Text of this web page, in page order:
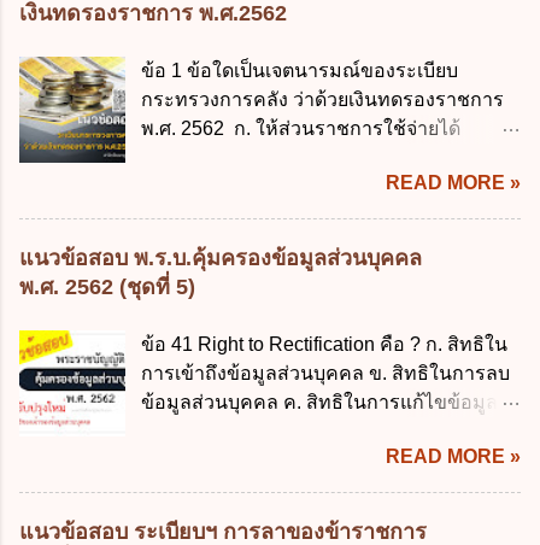
3. ผู้ปกครองดังกล่าว มีหน้าที่ ส่งเด็กเข้าเรียน
ต้น (ภาคเรียนที่ 1) 4. กรณีผู้ปกครองยังไม่ได้
ส่งเด็กเข้าเรียนภายใน 7 วัน นับแต่วันแรกของ
การเปิดเรียนภาคต้น ถ้าสถานศึกษายังมิไ...
รัฐทุกแห่ง ข. กิจการด้านการศึกษา ค. กิจการ
ด้านความบันเทิงและนันทนาการ ง. ถูกทุกข้อ
ข้อ 3 โดยหลัก ทั่วไป พระราชบัญญัติคุ้มครอง
ใด ก. 26 พฤษภาคม 2562 ข. 27 พฤษภาคม
ซึ่งมีอำนาจหน้าที่ตัดสินใจเกี่ยวกับการเก็บ
รวบรวม ใช้ หรือเปิดเผยข้อมูลส่วนบุคคล" คือ
บุคคล ข. ผู้ประมวลผลข้อมูลส่วนบุคคล ค.
พนักงานเจ้าหน้าที่ ง. ไม่มีข้อใดถูกต้อง ข้อ 5 ผู้
มีอำนาจแต่งตั้งพนักงานเจ้าหน้าที่ตามพระ
2562 ก. นายกรัฐมนตรี ข. รัฐมนตรีว่าการ
กระทรวงดิจิทัลเพื่อเศร...
เงินทดรองราชการ พ.ศ.2562
ข้อ 1 ข้อใดเป็นเจตนารมณ์ของระเบียบ
กระทรวงการคลัง ว่าด้วยเงินทดรองราชการ
พ.ศ. 2562 ก. ให้ส่วนราชการใช้จ่ายได้
ส่วนราชการมีเงินทดรองราชการเพื่อรองจ่าย
ตามข้อผูกพันในการกู้เงินจากต่างประเทศ ค.
รองรับการปฏิบัติงานด้านการเงินการคลังตาม
นโยบาย New GFMIS Thai ง. สนับสนุนการให้
ความช่วยเหลือในกรณีจำเป็นเร่งด่วนที่ไม่
สามารถรอการเบิกเงินจากงบประมาณได้ ข้อ
2 ระเบียบกระทรวงการคลัง ว่าด้วยเงินทดรอง
ราชการ พ.ศ. 2562 ออกโดยอาศัยกฎหมาย
แม่บทใด ก. พระราชบัญญัติวิธีการงบ
ประมาณ พ.ศ. 2561 ข. พระราชบัญญัติวินัย
กระทรวงการคลัง ว่าด้วยการเบิกเงินจากคลัง
READ MORE »
แนวข้อสอบ พ.ร.บ.คุ้มครองข้อมูลส่วนบุคคล
พ.ศ. 2562 (ชุดที่ 5)
ข้อ 41 Right to Rectification คือ ? ก. สิทธิใน
การเข้าถึงข้อมูลส่วนบุคคล ข. สิทธิในการลบ
ข้อมูลส่วนบุคคล ค. สิทธิในการแก้ไขข้อมูล
การประมวลผลข้อมูลส่วนบุคคล ข้อ 42 ผู้
ควบคุมข้อมูลส่วนบุคคลต้องแก้ไขข้อมูลส่วน
บุคคลตามหลักการข้อใด ก. ถูกต้อง เป็น
READ MORE »
แนวข้อสอบ ระเบียบฯ การลาของข้าราชการ